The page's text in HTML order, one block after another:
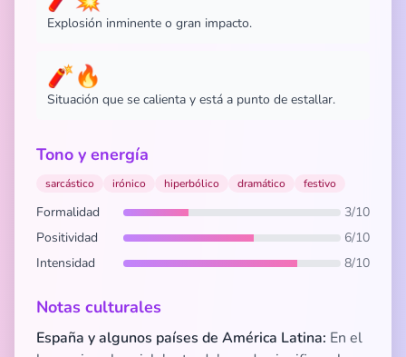
Explosión inminente o gran impacto.
🧨🔥
Situación que se calienta y está a punto de estallar.
Tono y energía
sarcástico irónico hiperbólico dramático festivo
Formalidad
3/10
Positividad
6/10
Intensidad
8/10
Notas culturales
España y algunos países de América Latina: En el